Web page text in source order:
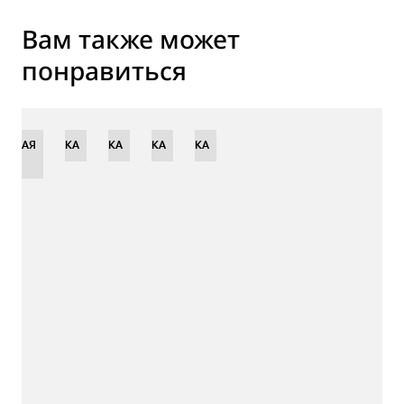
Вам также может
понравиться
НОВИНКАНОВИНКАНОВИНКАНОВИНКА